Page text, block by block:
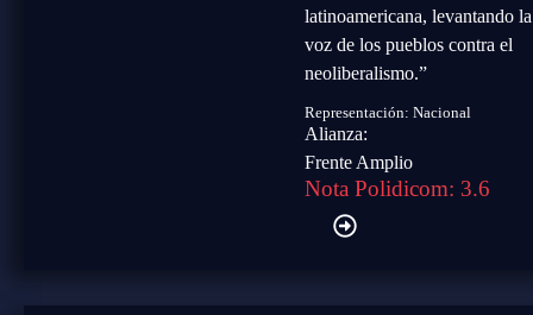
latinoamericana, levantando la
voz de los pueblos contra el
neoliberalismo.”
Representación: Nacional
Alianza:
Frente Amplio
Nota Polidicom: 3.6